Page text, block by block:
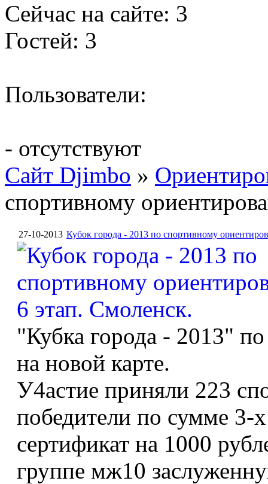
Сейчас на сайте: 3
Гостей: 3
Пользователи:
- отсутствуют
Сайт Djimbo »
спортивному
27-10-2013 Кубок города - 2013 по спортивному
"Кубка города - 2013"
на новой карте.
У4астие приняли 223
победители по сумме 3-
сертификат на 1000
группе мж10